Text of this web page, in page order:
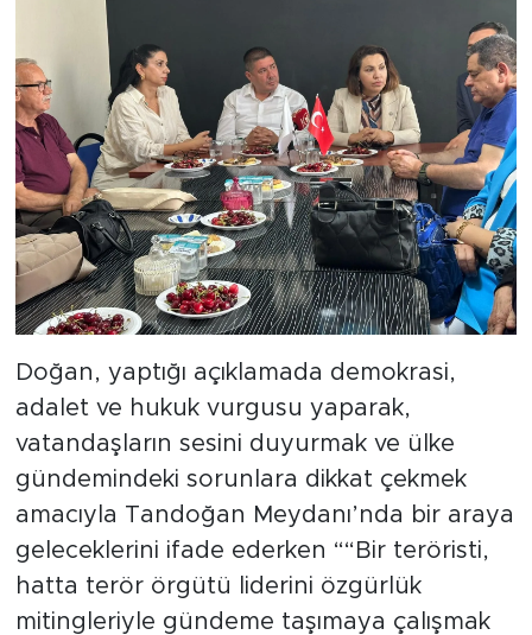
Doğan, yaptığı açıklamada demokrasi,
adalet ve hukuk vurgusu yaparak,
vatandaşların sesini duyurmak ve ülke
gündemindeki sorunlara dikkat çekmek
amacıyla Tandoğan Meydanı’nda bir araya
geleceklerini ifade ederken ““Bir teröristi,
hatta terör örgütü liderini özgürlük
mitingleriyle gündeme taşımaya çalışmak